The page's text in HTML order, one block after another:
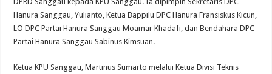
Hanura Sanggau, Yulianto, Ketua Bappilu DPC Hanura Fransiskus Kicun,
LO DPC Partai Hanura Sanggau Moamar Khadafi, dan Bendahara DPC
Partai Hanura Sanggau Sabinus Kimsuan.
Ketua KPU Sanggau, Martinus Sumarto melalui Ketua Divisi Teknis